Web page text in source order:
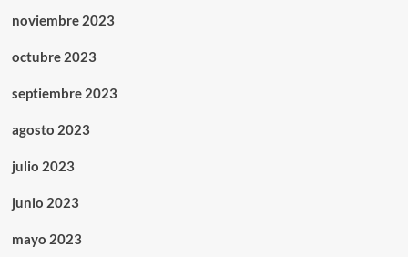
noviembre 2023
octubre 2023
septiembre 2023
agosto 2023
julio 2023
junio 2023
mayo 2023